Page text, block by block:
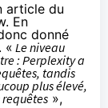
article du
En
donné
« Le niveau
: Perplexity a
tandis
plus élevé,
»,